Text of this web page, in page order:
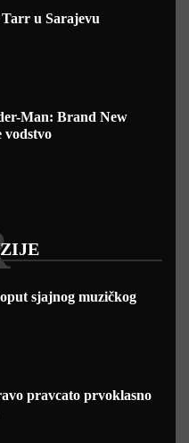
Tarr u Sarajevu
Man: Brand New
vodstvo
sjajnog muzičkog
pravcato prvoklasno